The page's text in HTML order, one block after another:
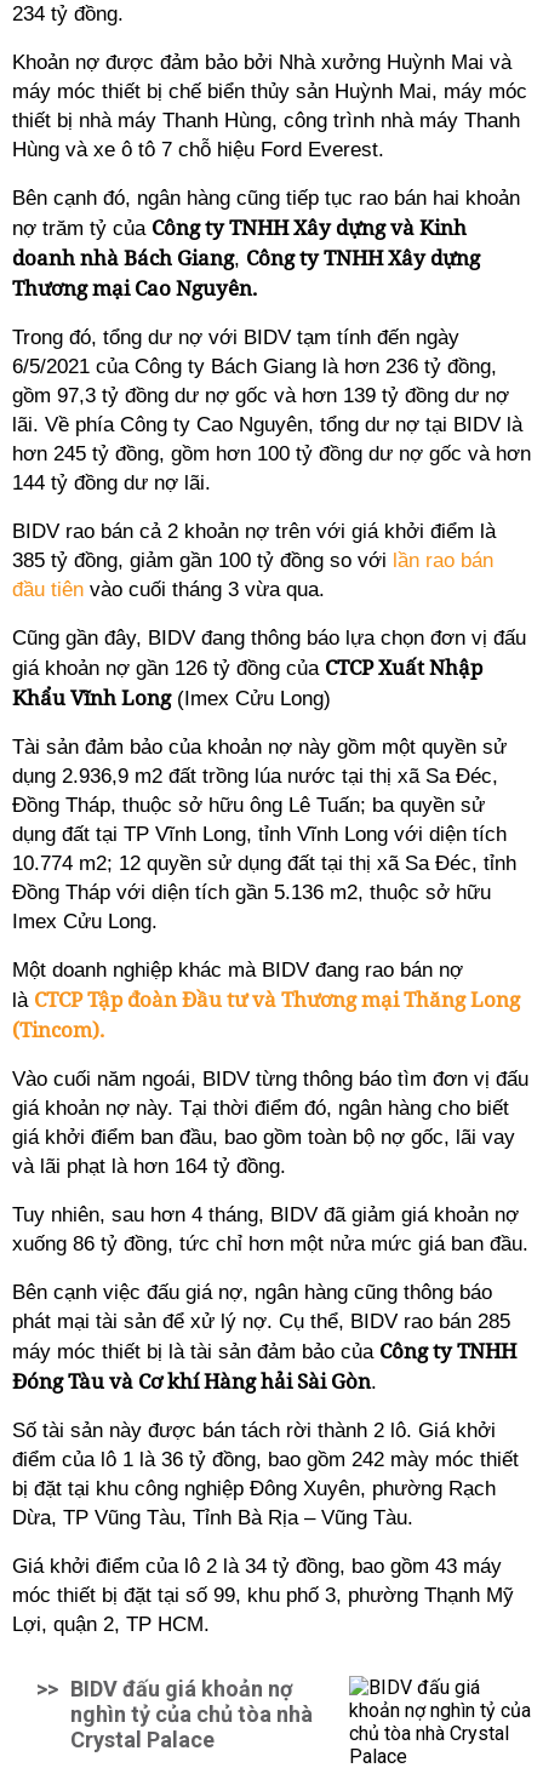
234 tỷ đồng.
Khoản nợ được đảm bảo bởi Nhà xưởng Huỳnh Mai và
máy móc thiết bị chế biển thủy sản Huỳnh Mai, máy móc
thiết bị nhà máy Thanh Hùng, công trình nhà máy Thanh
Hùng và xe ô tô 7 chỗ hiệu Ford Everest.
Bên cạnh đó, ngân hàng cũng tiếp tục rao bán hai khoản
nợ trăm tỷ của Công ty TNHH Xây dựng và Kinh
doanh nhà Bách Giang, Công ty TNHH Xây dựng
Thương mại Cao Nguyên.
Trong đó, tổng dư nợ với BIDV tạm tính đến ngày
6/5/2021 của Công ty Bách Giang là hơn 236 tỷ đồng,
gồm 97,3 tỷ đồng dư nợ gốc và hơn 139 tỷ đồng dư nợ
lãi. Về phía Công ty Cao Nguyên, tổng dư nợ tại BIDV là
hơn 245 tỷ đồng, gồm hơn 100 tỷ đồng dư nợ gốc và hơn
144 tỷ đồng dư nợ lãi.
BIDV rao bán cả 2 khoản nợ trên với giá khởi điểm là
385 tỷ đồng, giảm gần 100 tỷ đồng so với lần rao bán
đầu tiên vào cuối tháng 3 vừa qua.
Cũng gần đây, BIDV đang thông báo lựa chọn đơn vị đấu
giá khoản nợ gần 126 tỷ đồng của CTCP Xuất Nhập
Khẩu Vĩnh Long(Imex Cửu Long)
Tài sản đảm bảo của khoản nợ này gồm một quyền sử
dụng 2.936,9 m2 đất trồng lúa nước tại thị xã Sa Đéc,
Đồng Tháp, thuộc sở hữu ông Lê Tuấn; ba quyền sử
dụng đất tại TP Vĩnh Long, tỉnh Vĩnh Long với diện tích
10.774 m2; 12 quyền sử dụng đất tại thị xã Sa Đéc, tỉnh
Đồng Tháp với diện tích gần 5.136 m2, thuộc sở hữu
Imex Cửu Long.
Một doanh nghiệp khác mà BIDV đang rao bán nợ
là CTCP Tập đoàn Đầu tư và Thương mại Thăng Long
(Tincom).
Vào cuối năm ngoái, BIDV từng thông báo tìm đơn vị đấu
giá khoản nợ này. Tại thời điểm đó, ngân hàng cho biết
giá khởi điểm ban đầu, bao gồm toàn bộ nợ gốc, lãi vay
và lãi phạt là hơn 164 tỷ đồng.
Tuy nhiên, sau hơn 4 tháng, BIDV đã giảm giá khoản nợ
xuống 86 tỷ đồng, tức chỉ hơn một nửa mức giá ban đầu.
Bên cạnh việc đấu giá nợ, ngân hàng cũng thông báo
phát mại tài sản để xử lý nợ. Cụ thể, BIDV rao bán 285
máy móc thiết bị là tài sản đảm bảo của Công ty TNHH
Đóng Tàu và Cơ khí Hàng hải Sài Gòn.
Số tài sản này được bán tách rời thành 2 lô. Giá khởi
điểm của lô 1 là 36 tỷ đồng, bao gồm 242 mày móc thiết
bị đặt tại khu công nghiệp Đông Xuyên, phường Rạch
Dừa, TP Vũng Tàu, Tỉnh Bà Rịa – Vũng Tàu.
Giá khởi điểm của lô 2 là 34 tỷ đồng, bao gồm 43 máy
móc thiết bị đặt tại số 99, khu phố 3, phường Thạnh Mỹ
Lợi, quận 2, TP HCM.
>> BIDV đấu giá khoản nợ
nghìn tỷ của chủ tòa nhà
Crystal Palace